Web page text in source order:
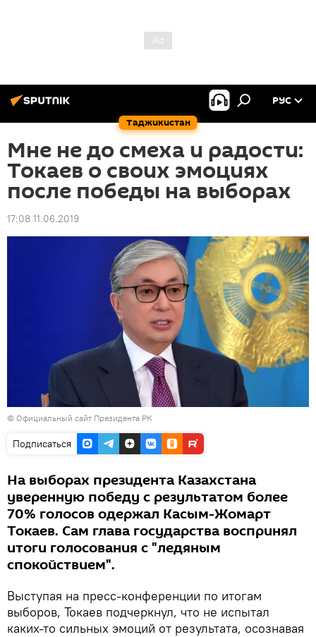
Таджикистан
РУС
Мне не до смеха и радости:
Токаев о своих эмоциях
после победы на выборах
17:08 11.06.2019
© Официальный сайт Президента РК
Подписаться
На выборах президента Казахстана
уверенную победу с результатом более
70% голосов одержал Касым-Жомарт
Токаев. Сам глава государства воспринял
итоги голосования с "ледяным
спокойствием".
Выступая на пресс-конференции по итогам
выборов, Токаев подчеркнул, что не испытал
каких-то сильных эмоций от результата, осознавая